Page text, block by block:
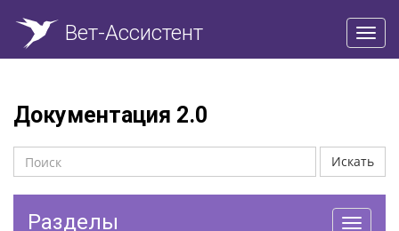
Вет-Ассистент
Документация 2.0
Искать
Разделы